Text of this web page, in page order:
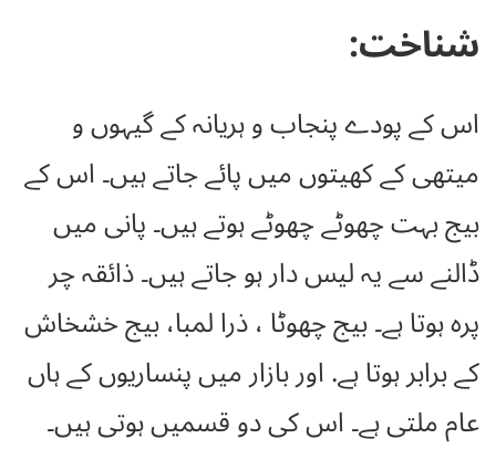
شناخت:
اس کے پودے پنجاب و ہریانہ کے گیہوں و
میتھی کے کھیتوں میں پائے جاتے ہیں۔ اس کے
بیج بہت چھوٹے چھوٹے ہوتے ہیں۔ پانی میں
ڈالنے سے یہ لیس دار ہو جاتے ہیں۔ ذائقہ چر
پرہ ہوتا ہے۔ بیج چھوٹا ، ذرا لمبا، بیج خشخاش
کے برابر ہوتا ہے. اور بازار میں پنساریوں کے ہاں
عام ملتی ہے۔ اس کی دو قسمیں ہوتی ہیں۔